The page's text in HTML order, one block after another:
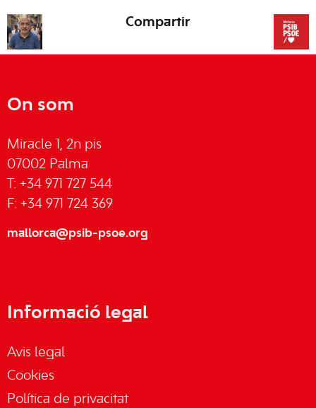
Compartir
On som
Miracle 1, 2n pis
07002 Palma
T: +34 971 727 544
F: +34 971 724 369
mallorca@psib-psoe.org
Informació legal
Avis legal
Cookies
Política de privacitat